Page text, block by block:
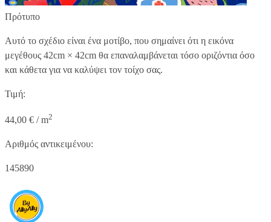
Πρότυπο
Αυτό το σχέδιο είναι ένα μοτίβο, που σημαίνει ότι η εικόνα
μεγέθους 42cm × 42cm θα επαναλαμβάνεται τόσο οριζόντια όσο
και κάθετα για να καλύψει τον τοίχο σας.
Τιμή:
44,00 € / m2
Αριθμός αντικειμένου:
145890